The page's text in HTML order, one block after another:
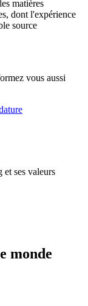
matières
dont l'expérience
source
vous aussi
ses valeurs
monde